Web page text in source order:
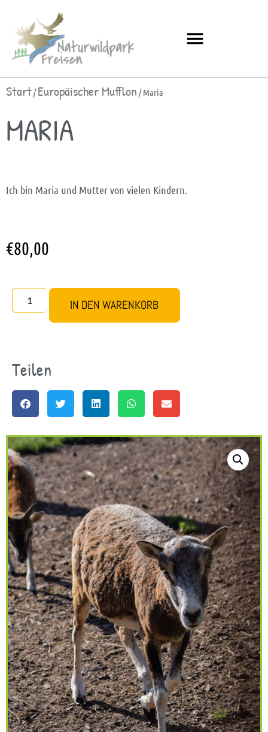
Start/Europäischer Mufflon / Maria
MARIA
Ich bin Maria und Mutter von vielen Kindern.
€80,00
IN DEN WARENKORB
Teilen